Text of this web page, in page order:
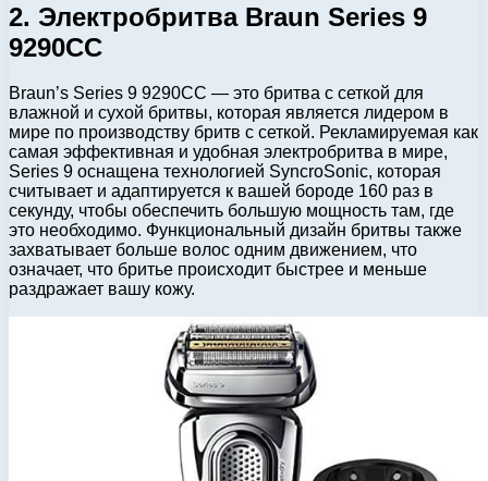
2. Электробритва Braun Series 9
9290CC
Braun’s Series 9 9290CC — это бритва с сеткой для
влажной и сухой бритвы, которая является лидером в
мире по производству бритв с сеткой. Рекламируемая как
самая эффективная и удобная электробритва в мире,
Series 9 оснащена технологией SyncroSonic, которая
считывает и адаптируется к вашей бороде 160 раз в
секунду, чтобы обеспечить большую мощность там, где
это необходимо. Функциональный дизайн бритвы также
захватывает больше волос одним движением, что
означает, что бритье происходит быстрее и меньше
раздражает вашу кожу.